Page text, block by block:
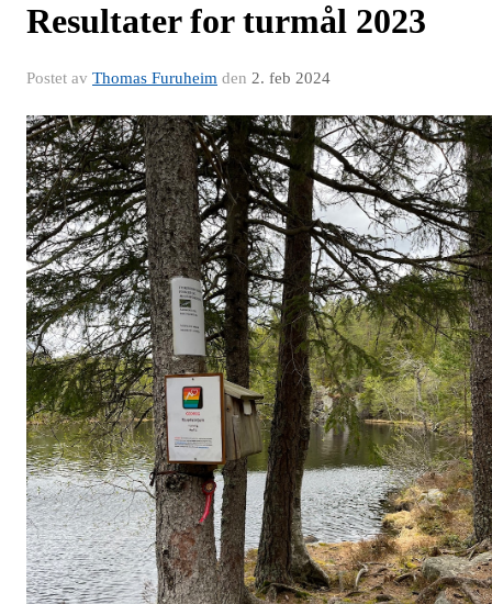
Resultater for turmål 2023
Postet av Thomas Furuheim den 2. feb 2024